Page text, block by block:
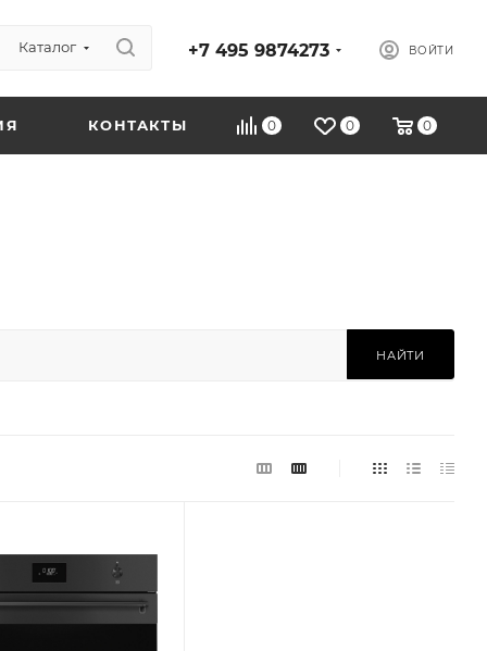
Каталог +7 495 9874273 ВОЙТИ
0 0 0
КОНТАКТЫ
НАЙТИ